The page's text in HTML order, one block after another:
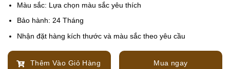
Màu sắc: Lựa chọn màu sắc yêu thích
Bảo hành: 24 Tháng
Nhận đặt hàng kích thước và màu sắc theo yêu cầu
Thêm Vào Giỏ Hàng Mua ngay